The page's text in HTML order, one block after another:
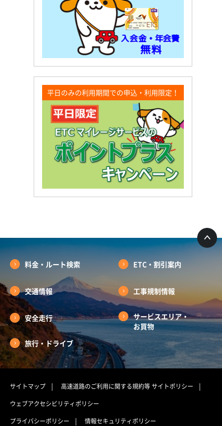
平日のみの利用期間での申込・利用限定！
料金・ルート検索 ETC・割引案内
交通情報 工事規制情報
安全走行
サービスエリア・
お買物
旅行・ドライブ
サイトマップ 高速道路のご利用に関する規約等サイトポリシー
ウェブアクセシビリティポリシー
プライバシーポリシー
情報セキュリティポリシー